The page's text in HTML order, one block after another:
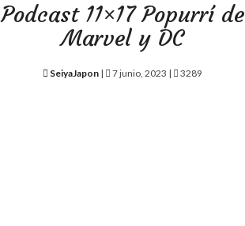
Podcast 11×17 Popurrí de
Marvel y DC
SeiyaJapon | 7 junio, 2023 | 3289